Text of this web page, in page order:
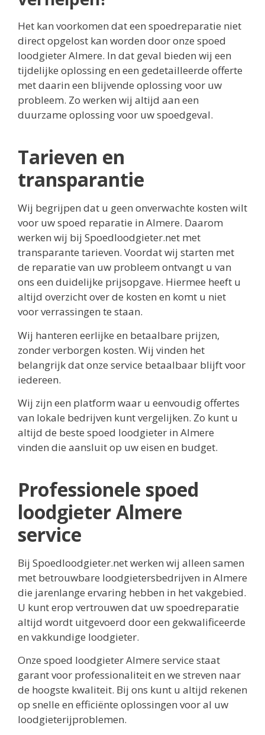
Het kan voorkomen dat een spoedreparatie niet
direct opgelost kan worden door onze spoed
loodgieter Almere. In dat geval bieden wij een
tijdelijke oplossing en een gedetailleerde offerte
met daarin een blijvende oplossing voor uw
probleem. Zo werken wij altijd aan een
duurzame oplossing voor uw spoedgeval.
Tarieven en
transparantie
Wij begrijpen dat u geen onverwachte kosten wilt
voor uw spoed reparatie in Almere. Daarom
werken wij bij Spoedloodgieter.net met
transparante tarieven. Voordat wij starten met
de reparatie van uw probleem ontvangt u van
ons een duidelijke prijsopgave. Hiermee heeft u
altijd overzicht over de kosten en komt u niet
voor verrassingen te staan.
Wij hanteren eerlijke en betaalbare prijzen,
zonder verborgen kosten. Wij vinden het
belangrijk dat onze service betaalbaar blijft voor
iedereen.
Wij zijn een platform waar u eenvoudig offertes
van lokale bedrijven kunt vergelijken. Zo kunt u
altijd de beste spoed loodgieter in Almere
vinden die aansluit op uw eisen en budget.
Professionele spoed
loodgieter Almere
service
Bij Spoedloodgieter.net werken wij alleen samen
met betrouwbare loodgietersbedrijven in Almere
die jarenlange ervaring hebben in het vakgebied.
U kunt erop vertrouwen dat uw spoedreparatie
altijd wordt uitgevoerd door een gekwalificeerde
en vakkundige loodgieter.
Onze spoed loodgieter Almere service staat
garant voor professionaliteit en we streven naar
de hoogste kwaliteit. Bij ons kunt u altijd rekenen
op snelle en efficiënte oplossingen voor al uw
loodgieterijproblemen.